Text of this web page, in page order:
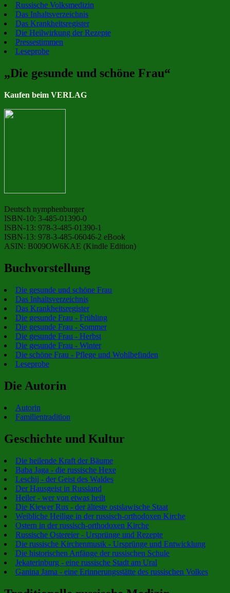
Russische Volksmedizin
Das Inhaltsverzeichnis
Das Krankheitsregister
Die Heilwirkung der Rezepte
Pressestimmen
Leseprobe
„Die gesunde und schöne Frau“
Kaufen beim VERLAG
Deutsch nymphenburger
ISBN-10: 3-485-01390-0
ISBN-13: 978-3-485-01390-1
ISBN-13: 978-3-485-06046-2 eBook
ASIN: B009OW6KAE (Kindle Edition)
Buchvorstellung
Die gesunde und schöne Frau
Das Inhaltsverzeichnis
Das Krankheitsregister
Die gesunde Frau - Frühling
Die gesunde Frau - Sommer
Die gesunde Frau - Herbst
Die gesunde Frau - Winter
Die schöne Frau - Pflege und Wohlbefinden
Leseprobe
Die Autorin
Autorin
Familientradition
Geschichte und Kultur
Die heilende Kraft der Bäume
Baba Jaga - die russische Hexe
Leschij - der Geist des Waldes
Der Hausgeist in Russland
Heiler - wer von etwas heilt
Die Kiewer Rus - der älteste ostslawische Staat
Weibliche Heilige in der russisch-orthodoxen Kirche
Ostern in der russisch-orthodoxen Kirche
Russische Ostereier - Ursprünge und Rezepte
Die russische Kirchenmusik - Ursprünge und Entwicklung
Die historischen Anfänge der russischen Schule
Jekaterinburg - eine russische Stadt am Ural
Ganina Jama - eine Erinnerungsstätte des russischen Volkes